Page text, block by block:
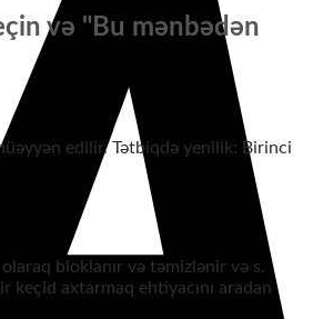
və "Bu mənbədən
edilir.Tətbiqdə yenilik: Birinci
bloklanır və təmizlənir və s.
keçid axtarmaq ehtiyacını aradan